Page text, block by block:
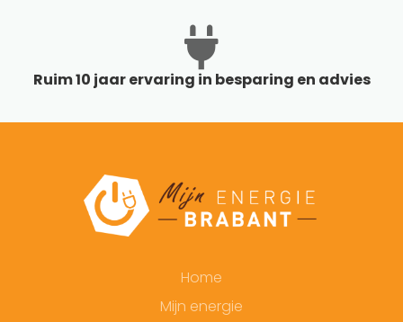
Ruim 10 jaar ervaring in besparing en advies
Home
Mijn energie